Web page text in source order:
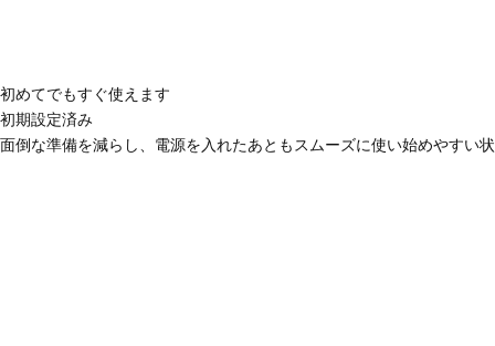
初めてでもすぐ使えます
初期設定済み
面倒な準備を減らし、電源を入れたあともスムーズに使い始めやすい